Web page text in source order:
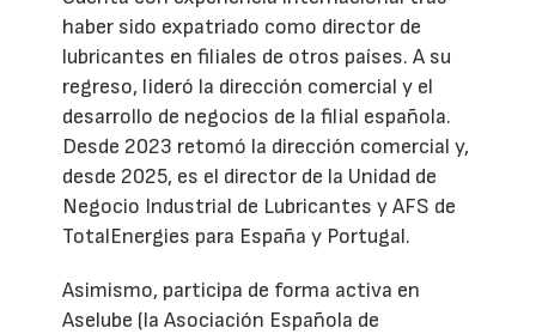
haber sido expatriado como director de
lubricantes en filiales de otros países. A su
regreso, lideró la dirección comercial y el
desarrollo de negocios de la filial española.
Desde 2023 retomó la dirección comercial y,
desde 2025, es el director de la Unidad de
Negocio Industrial de Lubricantes y AFS de
TotalEnergies para España y Portugal.
Asimismo, participa de forma activa en
Aselube (la Asociación Española de